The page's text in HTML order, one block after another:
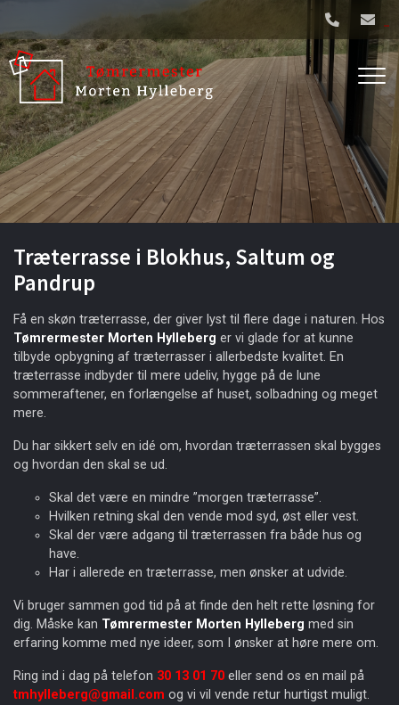
til
hovedindhold
Træterrasse i Blokhus, Saltum og
Pandrup
Få en skøn træterrasse, der giver lyst til flere dage i naturen. Hos
Tømrermester Morten Hylleberg er vi glade for at kunne
tilbyde opbygning af træterrasser i allerbedste kvalitet. En
træterrasse indbyder til mere udeliv, hygge på de lune
sommeraftener, en forlængelse af huset, solbadning og meget
mere.
Du har sikkert selv en idé om, hvordan træterrassen skal bygges
og hvordan den skal se ud.
Skal det være en mindre ”morgen træterrasse”.
Hvilken retning skal den vende mod syd, øst eller vest.
Skal der være adgang til træterrassen fra både hus og
have.
Har i allerede en træterrasse, men ønsker at udvide.
Vi bruger sammen god tid på at finde den helt rette løsning for
dig. Måske kan Tømrermester Morten Hylleberg med sin
erfaring komme med nye ideer, som I ønsker at høre mere om.
Ring ind i dag på telefon 30 13 01 70 eller send os en mail på
tmhylleberg@gmail.com og vi vil vende retur hurtigst muligt.